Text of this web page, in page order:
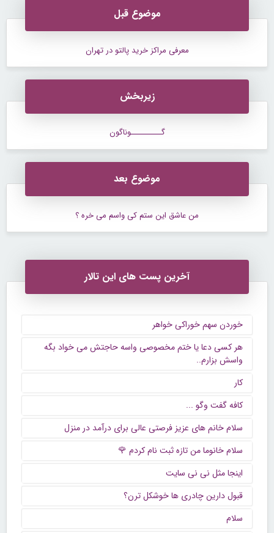
موضوع قبل
معرفی مراکز خرید پالتو در تهران
زیربخش
گــــــــــوناگون
موضوع بعد
من عاشق این ستم کی واسم می خره ؟
آخرین پست های این تالار
خوردن سهم خوراکی خواهر
هر کسی دعا یا ختم مخصوصی واسه حاجتش می خواد بگه
واسش بزارم..
کار
كافه گفت وگو ...
سلام خانم های عزیز فرصتی عالی برای درآمد در منزل
سلام خانوما من تازه ثبت نام کردم 🌹
اینجا مثل نی نی سایت
قبول دارین چادری ها خوشکل ترن؟
سلام